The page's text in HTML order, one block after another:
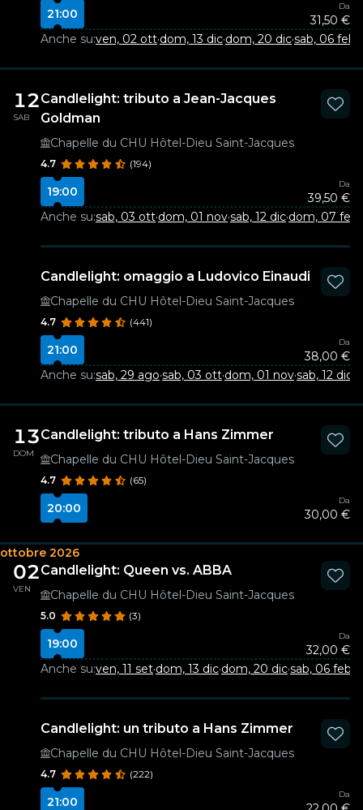
21:00
Da
31,50 €
Anche su:ven, 02 ott·dom, 13 dic·dom, 20 dic·sab, 06 feb
12
SAB
Candlelight: tributo a Jean-Jacques
Goldman
Chapelle du CHU Hôtel-Dieu Saint-Jacques
4.7 (194)
19:00
Da
39,50 €
Anche su:sab, 03 ott·dom, 01 nov·sab, 12 dic·dom, 07 feb
Candlelight: omaggio a Ludovico Einaudi
Chapelle du CHU Hôtel-Dieu Saint-Jacques
4.7 (441)
21:00
Da
38,00 €
Anche su:sab, 29 ago·sab, 03 ott·dom, 01 nov·sab, 12 dic
13
DOM
Candlelight: tributo a Hans Zimmer
Chapelle du CHU Hôtel-Dieu Saint-Jacques
4.7 (65)
20:00
Da
30,00 €
ottobre 2026
02
VEN
Candlelight: Queen vs. ABBA
Chapelle du CHU Hôtel-Dieu Saint-Jacques
5.0 (3)
19:00
Da
32,00 €
Anche su:ven, 11 set·dom, 13 dic·dom, 20 dic·sab, 06 feb
Candlelight: un tributo a Hans Zimmer
Chapelle du CHU Hôtel-Dieu Saint-Jacques
4.7 (222)
21:00
Da